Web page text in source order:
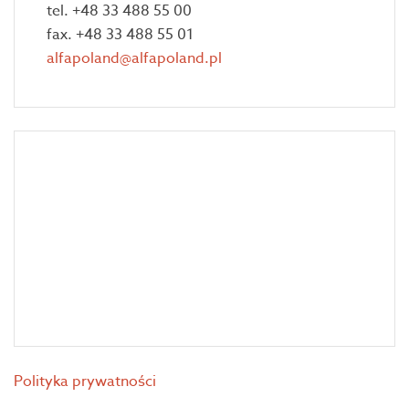
tel. +48 33 488 55 00
fax. +48 33 488 55 01
alfapoland@alfapoland.pl
Polityka prywatności